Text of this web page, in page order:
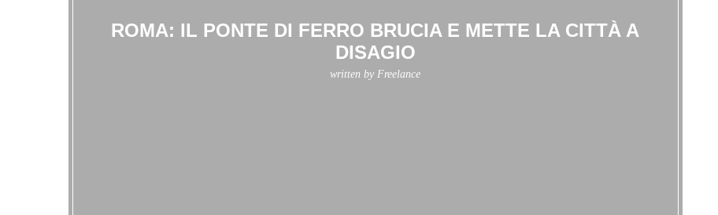
ROMA: IL PONTE DI FERRO BRUCIA E METTE LA CITTÀ A
DISAGIO
written by Freelance